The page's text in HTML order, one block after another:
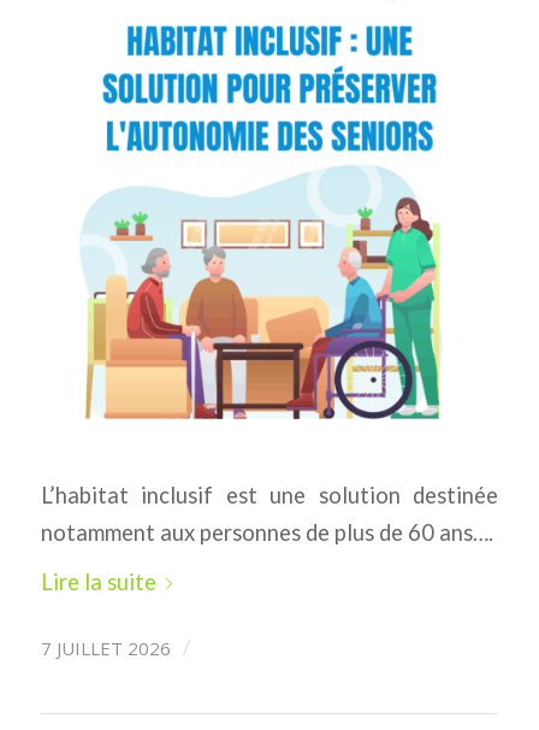
L’habitat inclusif est une solution destinée
notamment aux personnes de plus de 60 ans….
Lire la suite
7 JUILLET 2026 /